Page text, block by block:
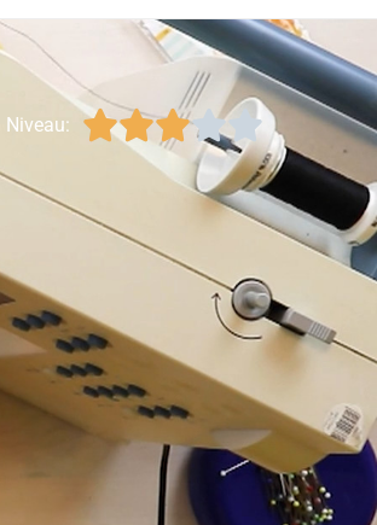
Niveau: 